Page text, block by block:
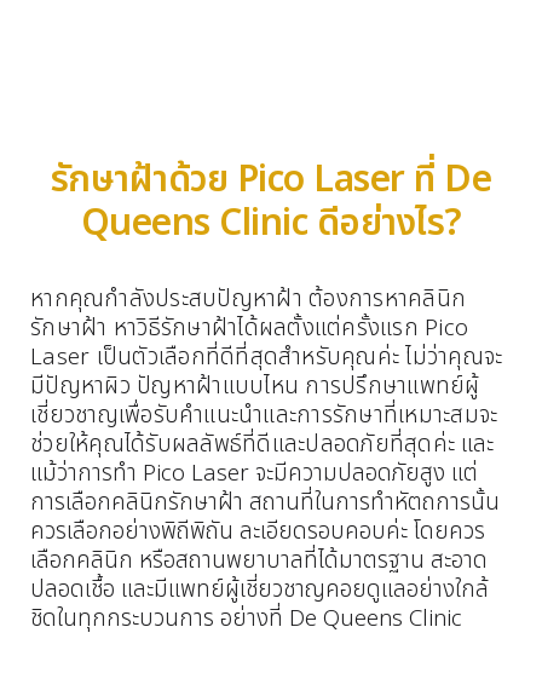
รักษาฝ้าด้วย Pico Laser ที่ De
Queens Clinic ดีอย่างไร?
หากคุณกำลังประสบปัญหาฝ้า ต้องการหาคลินิก
รักษาฝ้า หาวิธีรักษาฝ้าได้ผลตั้งแต่ครั้งแรก Pico
Laser เป็นตัวเลือกที่ดีที่สุดสำหรับคุณค่ะ ไม่ว่าคุณจะ
มีปัญหาผิว ปัญหาฝ้าแบบไหน การปรึกษาแพทย์ผู้
เชี่ยวชาญเพื่อรับคำแนะนำและการรักษาที่เหมาะสมจะ
ช่วยให้คุณได้รับผลลัพธ์ที่ดีและปลอดภัยที่สุดค่ะ และ
แม้ว่าการทำ Pico Laser จะมีความปลอดภัยสูง แต่
การเลือกคลินิกรักษาฝ้า สถานที่ในการทำหัตถการนั้น
ควรเลือกอย่างพิถีพิถัน ละเอียดรอบคอบค่ะ โดยควร
เลือกคลินิก หรือสถานพยาบาลที่ได้มาตรฐาน สะอาด
ปลอดเชื้อ และมีแพทย์ผู้เชี่ยวชาญคอยดูแลอย่างใกล้
ชิดในทุกกระบวนการ อย่างที่ De Queens Clinic